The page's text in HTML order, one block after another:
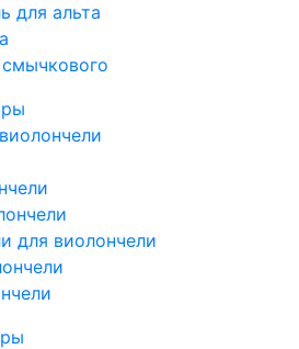
для альта
для виолончели